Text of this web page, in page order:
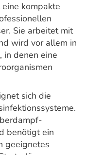
kompakte
Sie arbeitet mit
wird vor allem in
in denen eine
sich die
benötigt ein
geeignetes